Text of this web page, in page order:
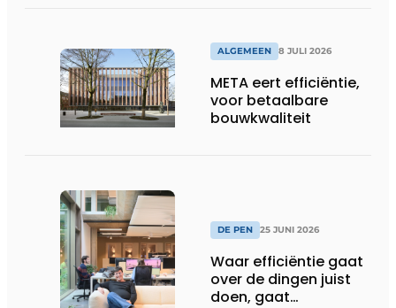
ALGEMEEN 8 JULI 2026
META eert efficiëntie,
voor betaalbare
bouwkwaliteit
DE PEN 25 JUNI 2026
Waar efficiëntie gaat
over de dingen juist
doen, gaat